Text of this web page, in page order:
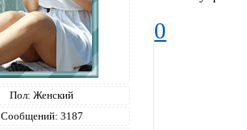
Пол: Женский
Сообщений: 3187
0